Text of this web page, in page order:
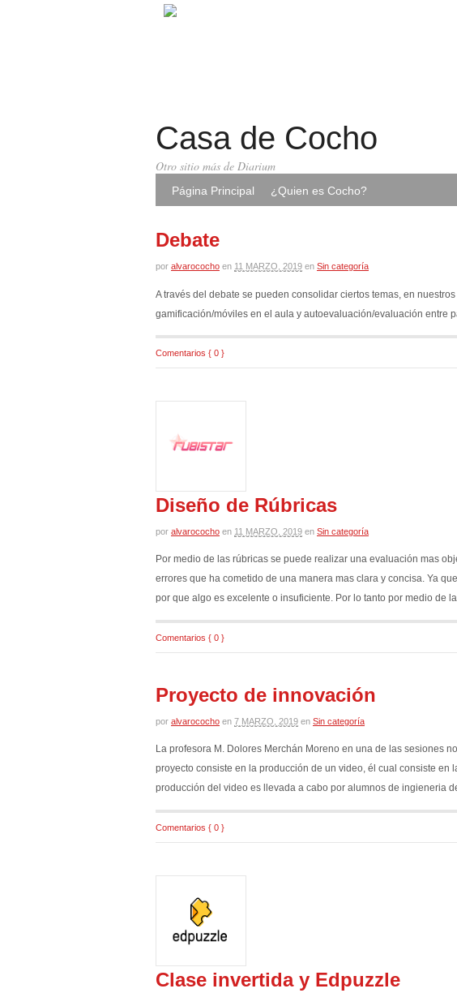
Casa de Cocho
Otro sitio más de Diarium
Página Principal ¿Quien es Cocho?
Debate
por alvarococho en 11 MARZO, 2019 en Sin categoría
A través del debate se pueden consolidar ciertos temas, en
gamificación/móviles en el aula y autoevaluación/evaluación
Comentarios { 0 }
Diseño de Rúbricas
por alvarococho en 11 MARZO, 2019 en Sin categoría
Por medio de las rúbricas se puede realizar una evaluación mas
errores que ha cometido de una manera mas clara y concisa. Ya
por que algo es excelente o insuficiente. Por lo tanto por medio de
Comentarios { 0 }
Proyecto de innovación
por alvarococho en 7 MARZO, 2019 en Sin categoría
La profesora M. Dolores Merchán Moreno en una de las sesiones
proyecto consiste en la producción de un video, él cual consiste
producción del video es llevada a cabo por alumnos de ingieneria
Comentarios { 0 }
Clase invertida y Edpuzzle